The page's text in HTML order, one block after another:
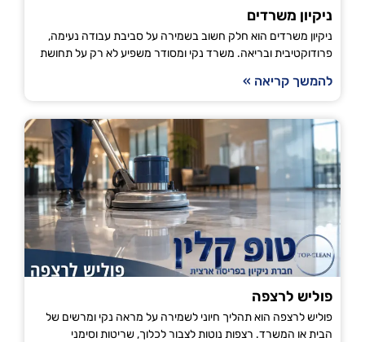
ניקיון משרדים
ניקיון משרדים הוא חלק חשוב בשמירה על סביבת עבודה נעימה,
פרודוקטיבית ובריאה. משרד נקי ומסודר משפיע לא רק על תחושת
להמשך קריאה »
פוליש לרצפה
פוליש לרצפה הוא תהליך חיוני לשמירה על מראה נקי ומרשים של
הבית או המשרד. רצפות נוטות לצבור לכלוך, שריטות וסימני